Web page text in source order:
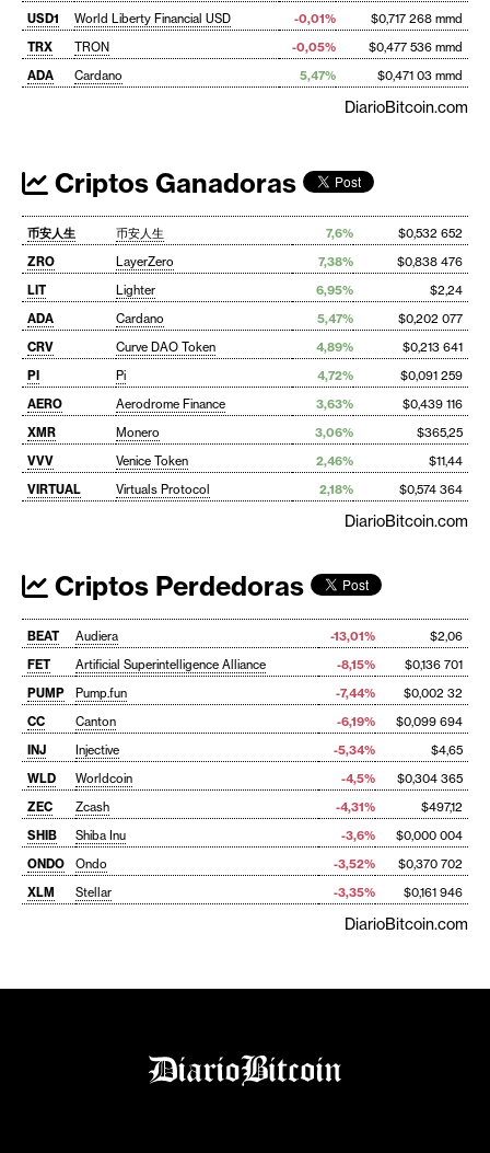
USD1 World Liberty Financial USD -0,01%
$0,717 268 mmd
TRX
TRON -0,05%
$0,477 536 mmd
ADA
Cardano 5,47% $0,471 03 mmd
DiarioBitcoin.com
Criptos Ganadoras
币安人生 币安人生 7,6%
$0,532 652
ZRO
LayerZero 7,38%
$0,838 476
LIT
Lighter 6,95%
$2,24
ADA
Cardano 5,47%
$0,202 077
CRV
Curve DAO Token 4,89%
$0,213 641
PI
Pi 4,72%
$0,091 259
AERO
Aerodrome Finance 3,63%
$0,439 116
XMR
Monero 3,06%
$365,25
VVV
Venice Token 2,46%
$11,44
VIRTUAL
Virtuals Protocol 2,18% $0,574 364
DiarioBitcoin.com
Criptos Perdedoras
BEAT Audiera -13,01%
$2,06
FET
Artificial Superintelligence Alliance -8,15%
$0,136 701
PUMP
Pump.fun -7,44%
$0,002 32
CC
Canton -6,19%
$0,099 694
INJ
Injective -5,34%
$4,65
WLD
Worldcoin -4,5%
$0,304 365
ZEC
Zcash -4,31%
$497,12
SHIB
Shiba Inu -3,6%
$0,000 004
ONDO
Ondo -3,52%
$0,370 702
XLM
Stellar -3,35% $0,161 946
DiarioBitcoin.com